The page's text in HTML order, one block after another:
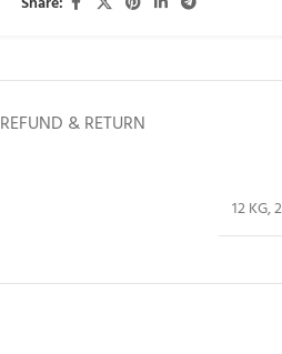
REFUND & RETURN
12 KG,